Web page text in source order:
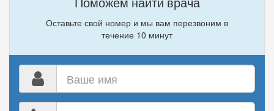
Оставьте свой номер и мы вам перезвоним в
течение 10 минут